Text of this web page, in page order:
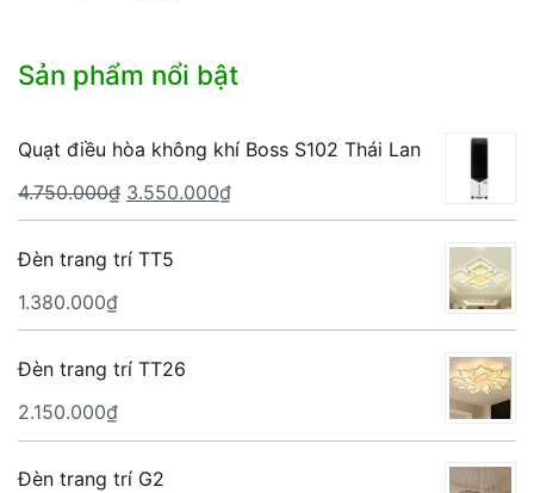
Sản phẩm nổi bật
Quạt điều hòa không khí Boss S102 Thái Lan
4.750.000₫ Giá
gốc
là:
3.550.000₫Giá
hiện
3.550.000₫.
Đèn trang trí TT5
1.380.000₫
Đèn trang trí TT26
2.150.000₫
Đèn trang trí G2